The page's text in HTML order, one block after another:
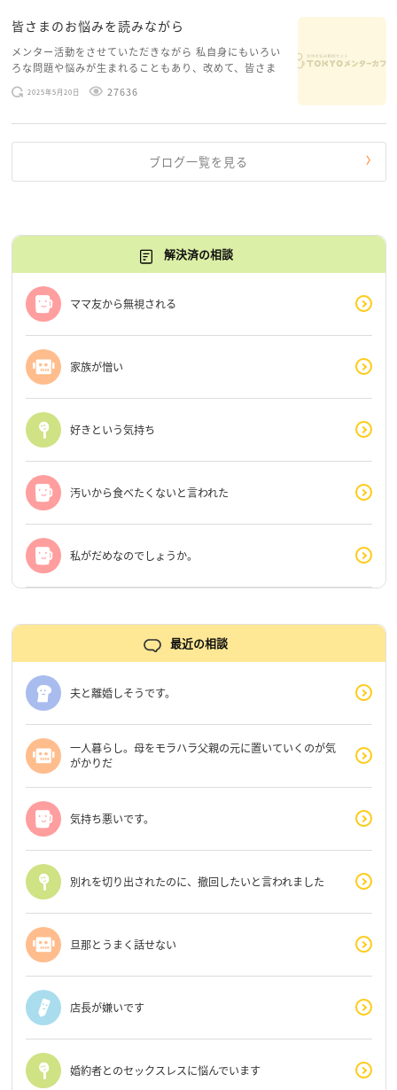
皆さまのお悩みを読みながら
メンター活動をさせていただきながら 私自身にもいろい
ろな問題や悩みが生まれることもあり、改めて、皆さま
のお悩みを読みながら 「みんな、もがいてる。わたし
だけじゃないんだな」と、逆に励まされるような日々で
2025年5月20日 27636
ブログ一覧を見る
解決済の相談
ママ友から無視される
家族が憎い
好きという気持ち
汚いから食べたくないと言われた
私がだめなのでしょうか。
最近の相談
夫と離婚しそうです。
一人暮らし。母をモラハラ父親の元に置いていくのが気
がかりだ
気持ち悪いです。
別れを切り出されたのに、撤回したいと言われました
旦那とうまく話せない
店長が嫌いです
婚約者とのセックスレスに悩んでいます